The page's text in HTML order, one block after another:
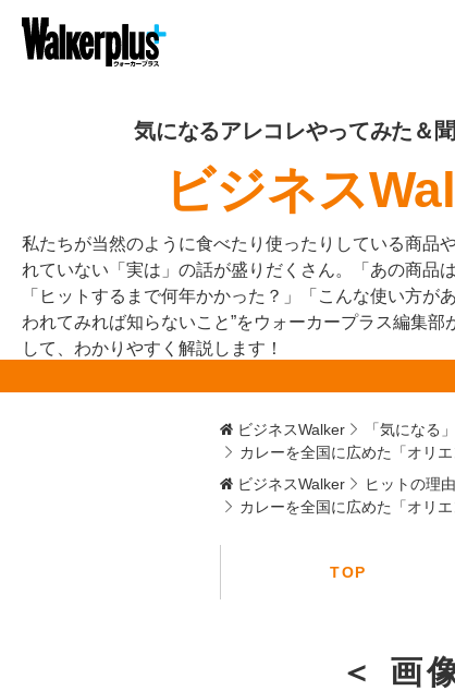
気になるアレコレやってみた＆
ビジネス
私たちが当然のように食べたり使ったりしている商品
れていない「実は」の話が盛りだくさん。「あの商品
「ヒットするまで何年かかった？」「こんな使い方が
われてみれば知らないこと”をウォーカープラス編集部
して、わかりやすく解説します！
ビジネスWalker
「気になる
カレーを全国に広めた「オリ
ビジネスWalker
ヒットの理
カレーを全国に広めた「オリ
TOP
＜ 画